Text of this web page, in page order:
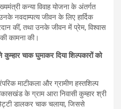
कन्या विवाह योजना के अंतर्गत
नवदाम्पत्य जीवन के लिए हार्दिक
कीं, तथा उनके जीवन में प्रेम, विश्वास
कामना की।
चाक घुमाकर दिया शिल्पकारों को
माटीकला और ग्रामीण हस्तशिल्प
के ग्राम आरा निवासी कुम्हार श्री
डालकर चाक चलाया, जिससे